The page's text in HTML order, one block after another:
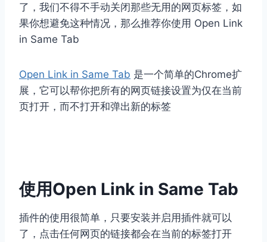
了，我们不得不手动关闭那些无用的网页标签，如
果你想避免这种情况，那么推荐你使用 Open Link
in Same Tab
Open Link in Same Tab 是一个简单的Chrome扩
展，它可以帮你把所有的网页链接设置为仅在当前
页打开，而不打开和弹出新的标签
使用Open Link in Same Tab
插件的使用很简单，只要安装并启用插件就可以
了，点击任何网页的链接都会在当前的标签打开